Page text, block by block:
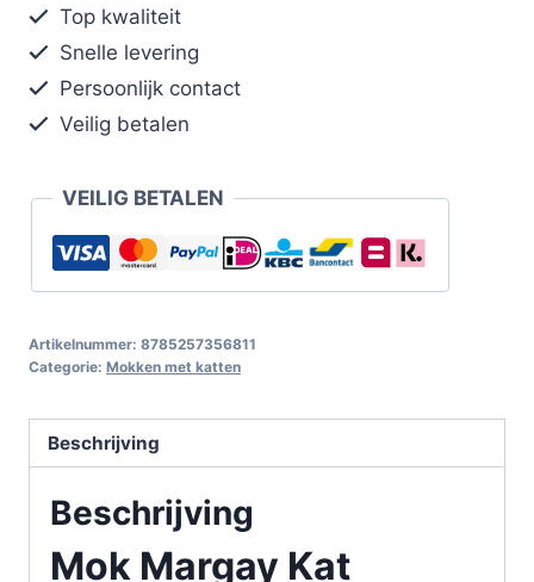
Top kwaliteit
Snelle levering
Persoonlijk contact
Veilig betalen
VEILIG BETALEN
Artikelnummer: 8785257356811
Categorie: Mokken met katten
Beschrijving
Beschrijving
Mok Margay Kat